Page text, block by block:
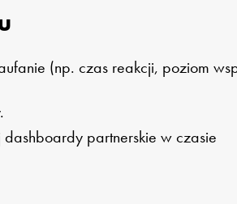
(np. czas reakcji, poziom
dashboardy partnerskie w czasie